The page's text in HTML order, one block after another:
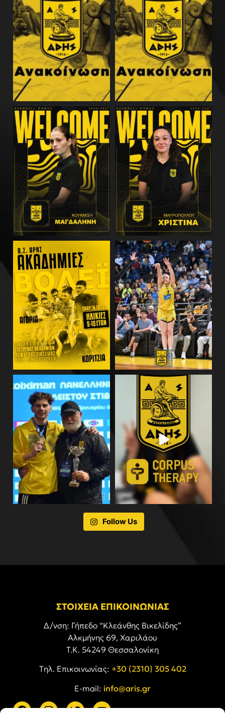
Follow Us
ΣΤΟΙΧΕΙΑ ΕΠΙΚΟΙΝΩΝΙΑΣ
Δ/νση: Γήπεδο “Κλεάνθης Βικελίδης”
Αλκμήνης 69, Χαριλάου
Τ.Κ. 54249 Θεσσαλονίκη
Tηλ. Επικοινωνίας: +30 (2310) 305 402
E-mail: info@aris.gr